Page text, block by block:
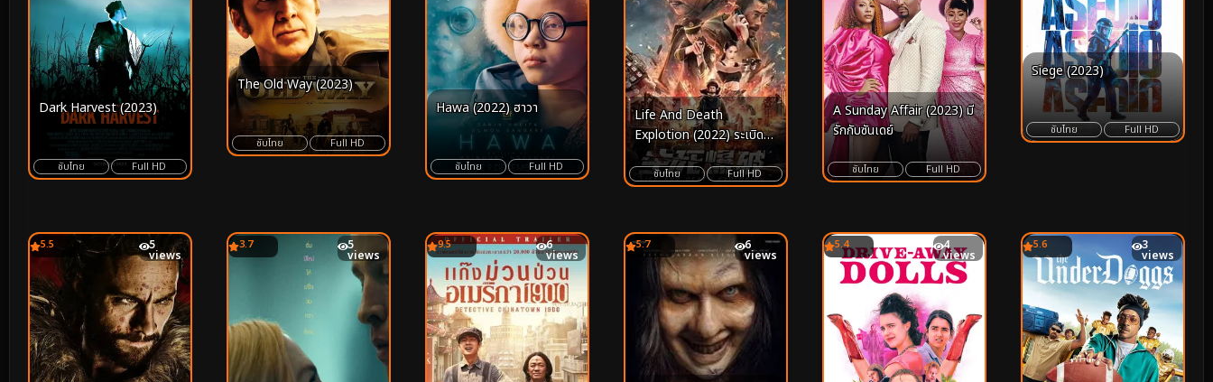
Dark Harvest (2023)
ซับไทย Full HD
The Old Way (2023)
ซับไทย Full HD
Hawa (2022) ฮาวา
ซับไทย Full HD
Life And Death
Explotion (2022) ระเบิดฆ่า
ล่าล้างเมือง
ซับไทย Full HD
A Sunday Affair (2023) มี
รักกับซันเดย์
ซับไทย Full HD
Siege (2023)
ซับไทย Full HD
5
views
5.5 5
views
3.7 6
views
9.5 6
views
5.7 4
views
5.4 3
views
5.6